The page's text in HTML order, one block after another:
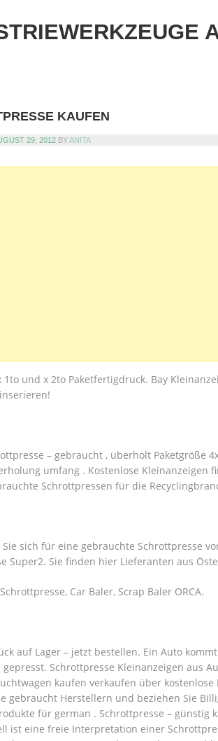
KAUFEN
29, 2012 BYANITA
1to und x 2to Paketfertigdruck. Bay
– gebraucht , überholt Paketgröße
umfang . Kostenlose Kleinanzeigen
Schrottpressen für die
Sie sich für eine gebrauchte Schrottpresse
Super2. Sie finden hier Lieferanten aus
Car Baler, Scrap Baler ORCA.
auf Lager – jetzt bestellen. Ein Auto
Schrottpresse Kleinanzeigen aus
kaufen verkaufen über
gebraucht Herstellern und beziehen Sie
für german . Schrottpresse – günstig
ist eine freie Interpretation einer